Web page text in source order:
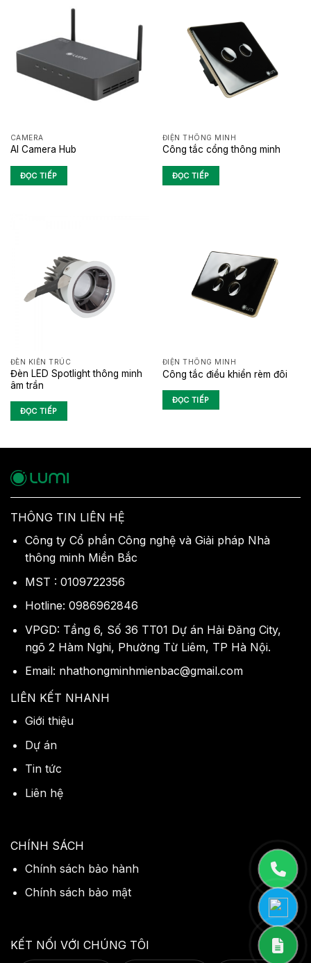
CAMERA
AI Camera Hub
ĐỌC TIẾP
ĐIỆN THÔNG MINH
Công tắc cổng thông minh
ĐỌC TIẾP
ĐÈN KIẾN TRÚC
Đèn LED Spotlight thông minh
âm trần
ĐỌC TIẾP
ĐIỆN THÔNG MINH
Công tắc điều khiển rèm đôi
ĐỌC TIẾP
THÔNG TIN LIÊN HỆ
Công ty Cổ phần Công nghệ và Giải pháp Nhà
thông minh Miền Bắc
MST : 0109722356
Hotline: 0986962846
VPGD: Tầng 6, Số 36 TT01 Dự án Hải Đăng City,
ngõ 2 Hàm Nghi, Phường Từ Liêm, TP Hà Nội.
Email: nhathongminhmienbac@gmail.com
LIÊN KẾT NHANH
Giới thiệu
Dự án
Tin tức
Liên hệ
CHÍNH SÁCH
Chính sách bảo hành
Chính sách bảo mật
KẾT NỐI VỚI CHÚNG TÔI